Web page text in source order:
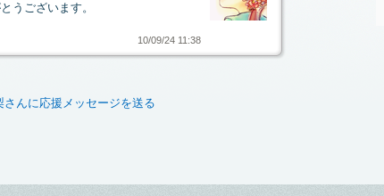
うございます。
10/09/24 11:38
さんに応援メッセージを送る